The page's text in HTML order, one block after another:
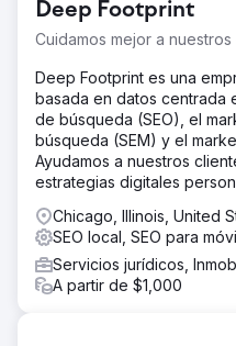
Deep Footprint
Cuidamos mejor a
Deep Footprint es una
basada en datos centrada
de búsqueda (SEO), el
búsqueda (SEM) y el
Ayudamos a nuestros
estrategias digitales
Chicago, Illinois, United
SEO local, SEO para
Servicios jurídicos,
A partir de $1,000